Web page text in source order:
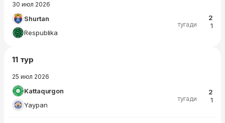
30 июл 2026
Shurtan
Respublika
тугади
2
1
11 тур
25 июл 2026
Kattaqurgon
Yaypan
тугади
2
1